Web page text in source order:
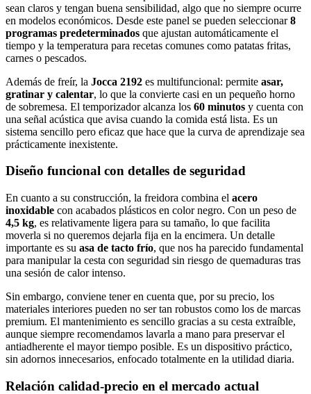
sean claros y tengan buena sensibilidad, algo que no siempre ocurre
en modelos económicos. Desde este panel se pueden seleccionar8
programas predeterminados que ajustan automáticamente el
tiempo y la temperatura para recetas comunes como patatas fritas,
carnes o pescados.
Además de freír, la Jocca 2192 es multifuncional: permite asar,
gratinar y calentar, lo que la convierte casi en un pequeño horno
de sobremesa. El temporizador alcanza los 60 minutos y cuenta con
una señal acústica que avisa cuando la comida está lista. Es un
sistema sencillo pero eficaz que hace que la curva de aprendizaje sea
prácticamente inexistente.
Diseño funcional con detalles de seguridad
En cuanto a su construcción, la freidora combina el acero
inoxidable con acabados plásticos en color negro. Con un peso de
4,5 kg, es relativamente ligera para su tamaño, lo que facilita
moverla si no queremos dejarla fija en la encimera. Un detalle
importante es su asa de tacto frío, que nos ha parecido fundamental
para manipular la cesta con seguridad sin riesgo de quemaduras tras
una sesión de calor intenso.
Sin embargo, conviene tener en cuenta que, por su precio, los
materiales interiores pueden no ser tan robustos como los de marcas
premium. El mantenimiento es sencillo gracias a su cesta extraíble,
aunque siempre recomendamos lavarla a mano para preservar el
antiadherente el mayor tiempo posible. Es un dispositivo práctico,
sin adornos innecesarios, enfocado totalmente en la utilidad diaria.
Relación calidad-precio en el mercado actual